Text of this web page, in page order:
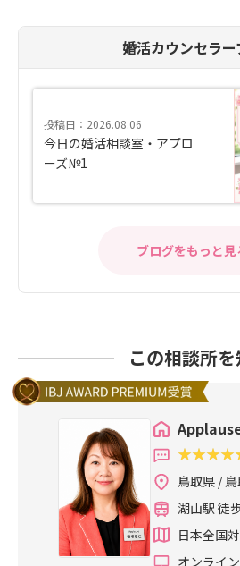
婚活カウンセラー
投稿日：2026.08.06
今日の婚活相談室・アプロ
ーズ№1
ブログをもっと見
この相談所
鳥取県 /
湖山駅 徒
日本全国
オンライ